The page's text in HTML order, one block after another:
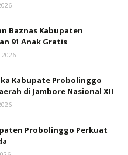
Baznas Kabupaten
91 Anak Gratis
Kabupate Probolinggo
di Jambore Nasional XII
Probolinggo Perkuat